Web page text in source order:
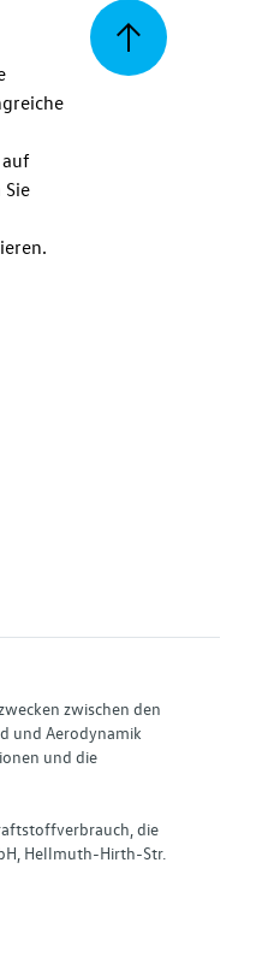
Zurück
zwischen den
und Aerodynamik
und die
die
Hellmuth-Hirth-Str.